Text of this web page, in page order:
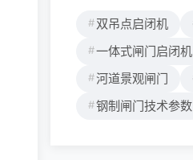
双吊点启闭机
一体式闸门启闭机
河道景观闸门
钢制闸门技术参数